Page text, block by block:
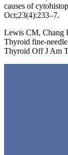
causes of
Oct;23(4):233–7.
Lewis CM, Chang
Thyroid fine-
Thyroid Off J Am